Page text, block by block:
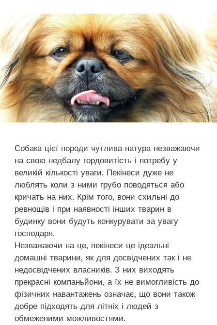
Собака цієї породи чутлива натура незважаючи
на свою недбалу гордовитість і потребу у
великій кількості уваги. Пекінеси дуже не
люблять коли з ними грубо поводяться або
кричать на них. Крім того, вони схильні до
ревнощів і при наявності інших тварин в
будинку вони будуть конкурувати за увагу
господаря.
Незважаючи на це, пекінеси це ідеальні
домашні тварини, як для досвідчених так і не
недосвідчених власників. З них виходять
прекрасні компаньйони, а їх не вимогливість до
фізичних навантажень означає, що вони також
добре підходять для літніх і людей з
обмеженими можливостями.